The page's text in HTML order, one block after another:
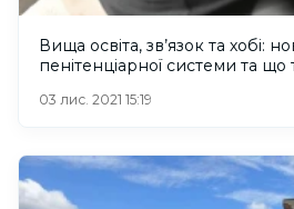
Вища освіта, зв’язок та хобі:
пенітенціарної системи та що
03 лис. 2021 15:19